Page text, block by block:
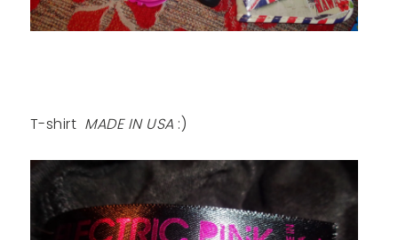
T-shirt MADE IN USA :)